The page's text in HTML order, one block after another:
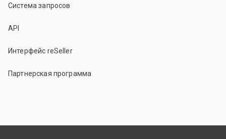
Система запросов
API
Интерфейс reSeller
Партнерская программа